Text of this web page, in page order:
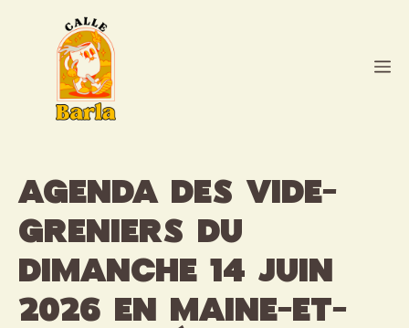
Agenda des vide-
greniers du
dimanche 14 juin
2026 en Maine-et-